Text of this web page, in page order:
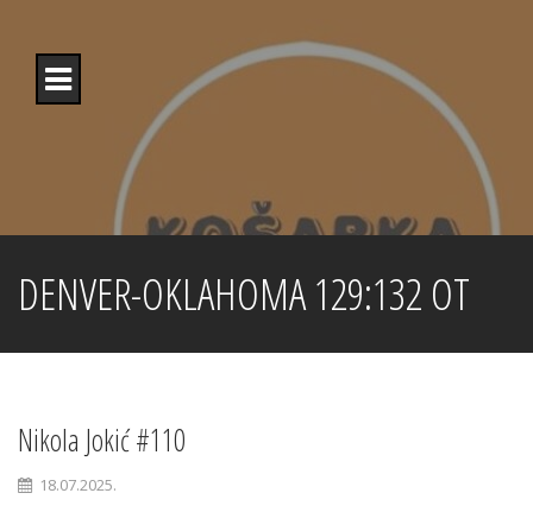
content
DENVER-OKLAHOMA 129:132 OT
Nikola Jokić #110
18.07.2025.